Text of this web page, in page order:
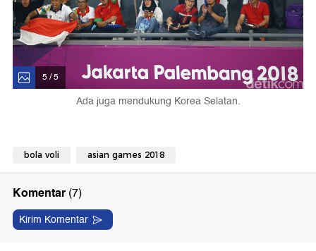
5 / 5
Ada juga mendukung Korea Selatan.
bola voli asian games 2018